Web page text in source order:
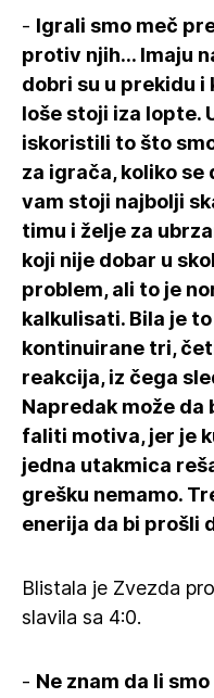
- Igrali smo meč
protiv njih... Imaju
dobri su u prekidu
loše stoji iza lopte.
iskoristili to što
za igrača, koliko
vam stoji najbolji
timu i želje za
koji nije dobar u
problem, ali to je
kalkulisati. Bila je
kontinuirane tri,
reakcija, iz čega
Napredak može da
faliti motiva, jer je
jedna utakmica
grešku nemamo.
enerija da bi prošli
Blistala je Zvezda
slavila sa 4:0.
- Ne znam da li